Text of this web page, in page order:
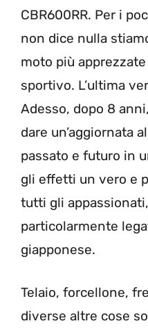
CBR600RR. Per i
non dice nulla
moto più
sportivo. L’ultima
Adesso, dopo 8
dare un’aggiornata
passato e futuro in
gli effetti un vero e
tutti gli
particolarmente
giapponese.
Telaio, forcellone,
diverse altre cose